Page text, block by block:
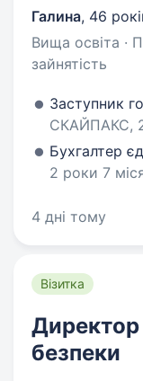
Галина, 46
Вища освіта ·
зайнятість
Заступник
СКАЙПАКС,
Бухгалтер
2 роки 7
4 дні тому
Візитка
Директор
безпеки